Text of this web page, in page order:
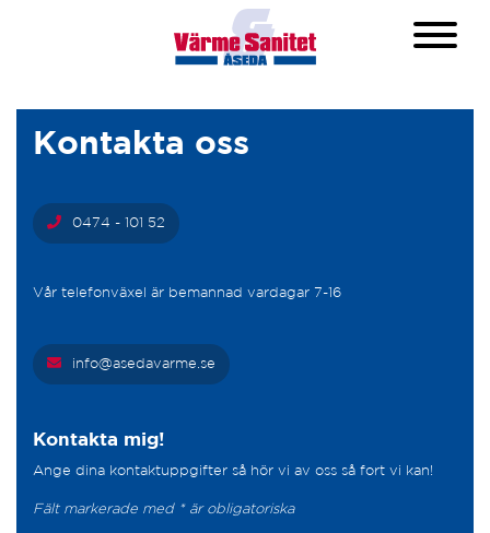
Kontakta oss
0474 - 101 52
Vår telefonväxel är bemannad vardagar 7-16
info@asedavarme.se
Kontakta mig!
Ange dina kontaktuppgifter så hör vi av oss så fort vi kan!
Fält markerade med * är obligatoriska